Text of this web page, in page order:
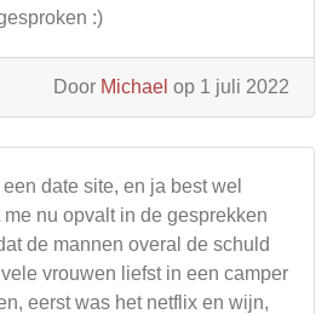
:)
Door Michael op 1 juli 2022
date site, en ja best wel
nu opvalt in de gesprekken
de mannen overal de schuld
vrouwen liefst in een camper
eerst was het netflix en wijn,